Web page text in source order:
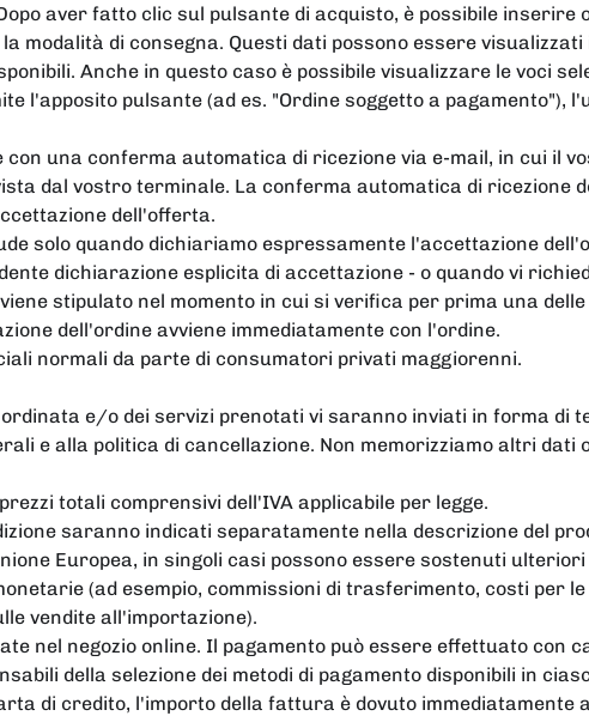
aver fatto clic sul pulsante di acquisto, è possibile inserire
modalità di consegna. Questi dati possono essere
Anche in questo caso è possibile visualizzare le voci
l'apposito pulsante (ad es. "Ordine soggetto a
una conferma automatica di ricezione via e-mail, in cui il
dal vostro terminale. La conferma automatica di ricezione
dell'offerta.
solo quando dichiariamo espressamente l'accettazione
dichiarazione esplicita di accettazione - o quando vi
stipulato nel momento in cui si verifica per prima una
dell'ordine avviene immediatamente con l'ordine.
normali da parte di consumatori privati maggiorenni.
e/o dei servizi prenotati vi saranno inviati in forma di
e alla politica di cancellazione. Non memorizziamo altri dati
totali comprensivi dell'IVA applicabile per legge.
saranno indicati separatamente nella descrizione del
Europea, in singoli casi possono essere sostenuti
(ad esempio, commissioni di trasferimento, costi per
vendite all'importazione).
nel negozio online. Il pagamento può essere effettuato con
della selezione dei metodi di pagamento disponibili in
di credito, l'importo della fattura è dovuto immediatamente